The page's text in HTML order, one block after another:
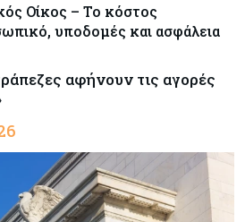
Οίκος – Το κόστος
υποδομές και ασφάλεια
αφήνουν τις αγορές